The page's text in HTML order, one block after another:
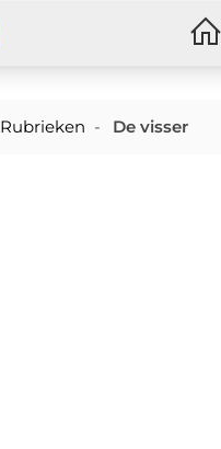
Rubrieken - De visser